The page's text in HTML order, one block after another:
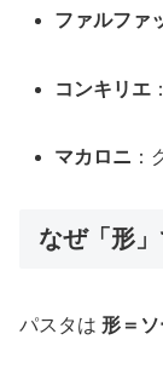
ファルファ
コンキリエ
マカロニ ：
なぜ「形
パスタは 形＝